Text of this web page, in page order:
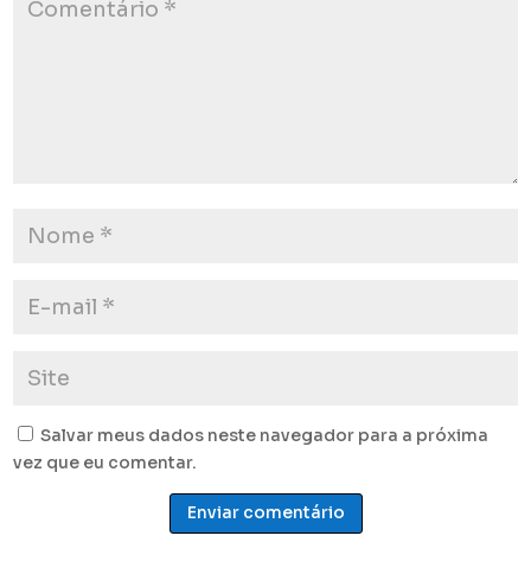
Salvar meus dados neste navegador para a próxima
vez que eu comentar.
Enviar comentário